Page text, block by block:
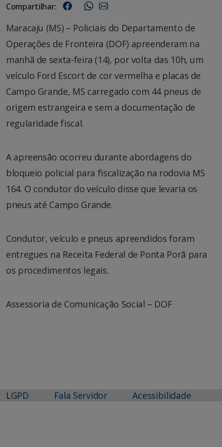
Compartilhar:
Maracaju (MS) – Policiais do Departamento de
Operações de Fronteira (DOF) apreenderam na
manhã de sexta-feira (14), por volta das 10h, um
veículo Ford Escort de cor vermelha e placas de
Campo Grande, MS carregado com 44 pneus de
origem estrangeira e sem a documentação de
regularidade fiscal.
A apreensão ocorreu durante abordagens do
bloqueio policial para fiscalização na rodovia MS
164. O condutor do veículo disse que levaria os
pneus até Campo Grande.
Condutor, veículo e pneus apreendidos foram
entregues na Receita Federal de Ponta Porã para
os procedimentos legais.
Assessoria de Comunicação Social – DOF
LGPD Fala Servidor Acessibilidade